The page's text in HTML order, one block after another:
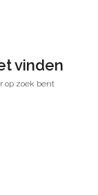
vinden
op zoek bent